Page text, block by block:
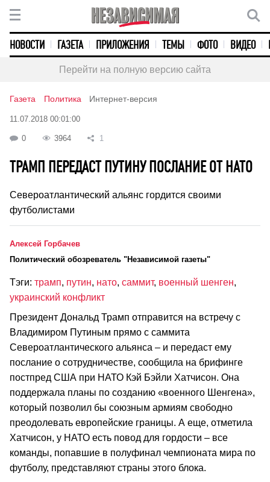
НОВОСТИ ГАЗЕТА ПРИЛОЖЕНИЯ ТЕМЫ ФОТО ВИДЕО
Перейти на полную версию сайта
Газета Политика Интернет-версия
11.07.2018 00:01:00
0 3964 1
ТРАМП ПЕРЕДАСТ ПУТИНУ ПОСЛАНИЕ ОТ НАТО
Североатлантический альянс гордится своими
футболистами
Алексей Горбачев
Политический обозреватель "Независимой газеты"
Тэги: трамп, путин, нато, саммит, военный шенген,
украинский конфликт
Президент Дональд Трамп отправится на встречу с
Владимиром Путиным прямо с саммита
Североатлантического альянса – и передаст ему
послание о сотрудничестве, сообщила на брифинге
постпред США при НАТО Кэй Бэйли Хатчисон. Она
поддержала планы по созданию «военного Шенгена»,
который позволил бы союзным армиям свободно
преодолевать европейские границы. А еще, отметила
Хатчисон, у НАТО есть повод для гордости – все
команды, попавшие в полуфинал чемпионата мира по
футболу, представляют страны этого блока.